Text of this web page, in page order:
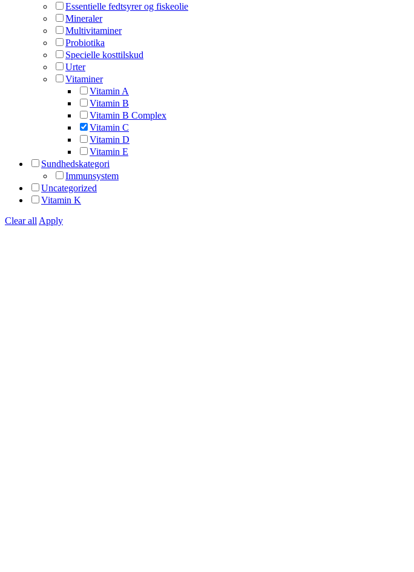
Essentielle fedtsyrer og fiskeolie
Mineraler
Multivitaminer
Probiotika
Specielle kosttilskud
Urter
Vitaminer
Vitamin A
Vitamin B
Vitamin B Complex
Vitamin C
Vitamin D
Vitamin E
Sundhedskategori
Immunsystem
Uncategorized
Vitamin K
Clear all Apply